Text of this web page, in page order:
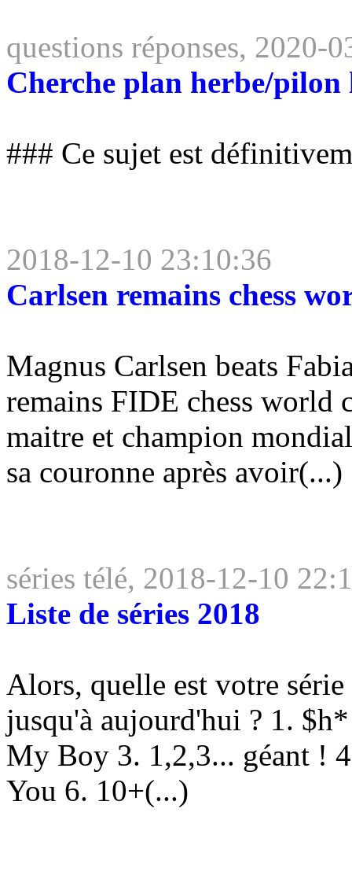
questions réponses, 2020-
Cherche plan herbe/
### Ce sujet est
2018-12-10 23:10:36
Carlsen remains chess
Magnus Carlsen beats
remains FIDE chess world
maitre et champion
sa couronne après avoir(...)
séries télé, 2018-12-10
Liste de séries 2018
Alors, quelle est votre
jusqu'à aujourd'hui ? 1.
My Boy 3. 1,2,3... géant !
You 6. 10+(...)